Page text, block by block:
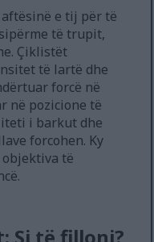
e tij për të
të trupit,
Çiklistët
të lartë dhe
forcë në
në pozicione të
i barkut dhe
forcohen. Ky
të